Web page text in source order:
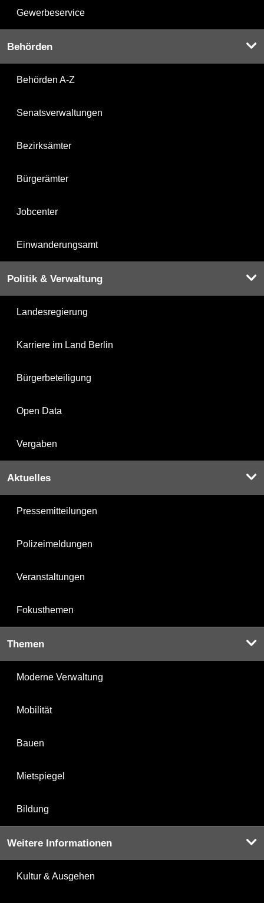
Gewerbeservice
Behörden
Behörden A-Z
Senatsverwaltungen
Bezirksämter
Bürgerämter
Jobcenter
Einwanderungsamt
Politik & Verwaltung
Landesregierung
Karriere im Land Berlin
Bürgerbeteiligung
Open Data
Vergaben
Aktuelles
Pressemitteilungen
Polizeimeldungen
Veranstaltungen
Fokusthemen
Themen
Moderne Verwaltung
Mobilität
Bauen
Mietspiegel
Bildung
Weitere Informationen
Kultur & Ausgehen